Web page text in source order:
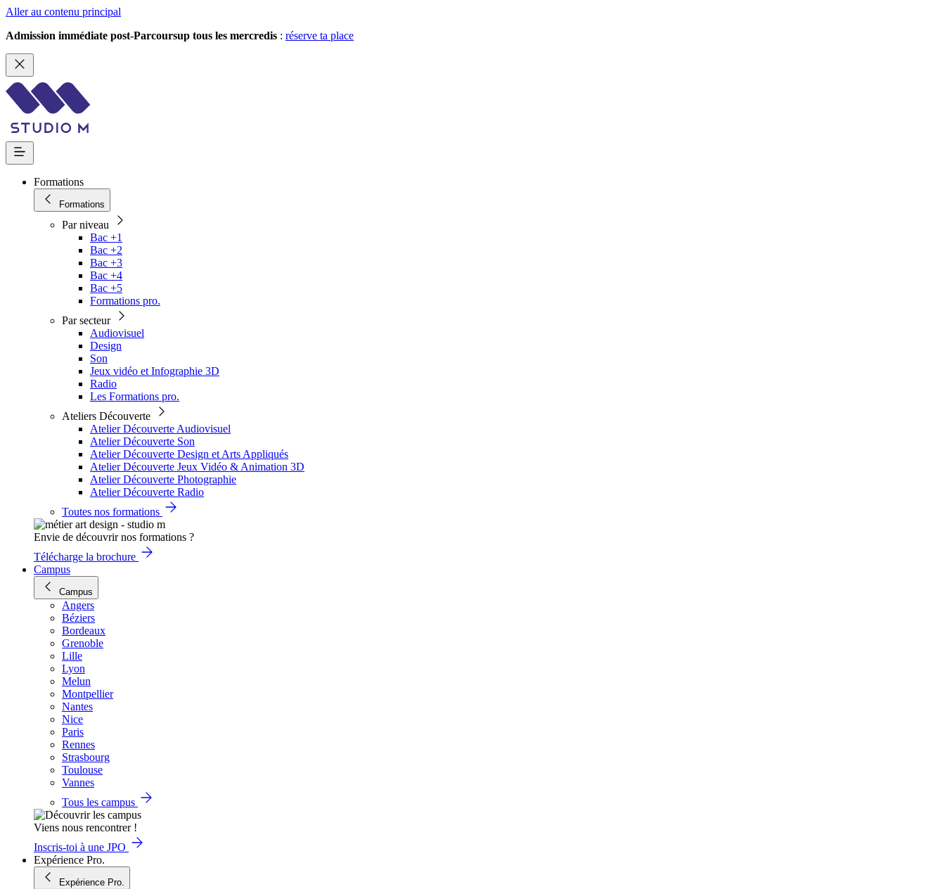
Aller au contenu principal
Admission immédiate post-Parcoursup tous les mercredis : réserve ta place
Formations
Formations
Par niveau
Bac +1
Bac +2
Bac +3
Bac +4
Bac +5
Formations pro.
Par secteur
Audiovisuel
Design
Son
Jeux vidéo et Infographie 3D
Radio
Les Formations pro.
Ateliers Découverte
Atelier Découverte Audiovisuel
Atelier Découverte Son
Atelier Découverte Design et Arts Appliqués
Atelier Découverte Jeux Vidéo & Animation 3D
Atelier Découverte Photographie
Atelier Découverte Radio
Toutes nos formations
Envie de découvrir nos formations ?
Télécharge la brochure
Campus
Campus
Angers
Béziers
Bordeaux
Grenoble
Lille
Lyon
Melun
Montpellier
Nantes
Nice
Paris
Rennes
Strasbourg
Toulouse
Vannes
Tous les campus
Viens nous rencontrer !
Inscris-toi à une JPO
Expérience Pro.
Expérience Pro.